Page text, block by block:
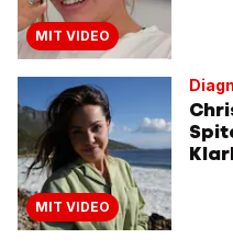
MIT VIDEO
MIT VIDEO